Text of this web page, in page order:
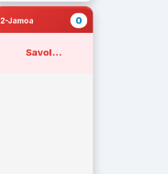
2-Jamoa 0
Savol...